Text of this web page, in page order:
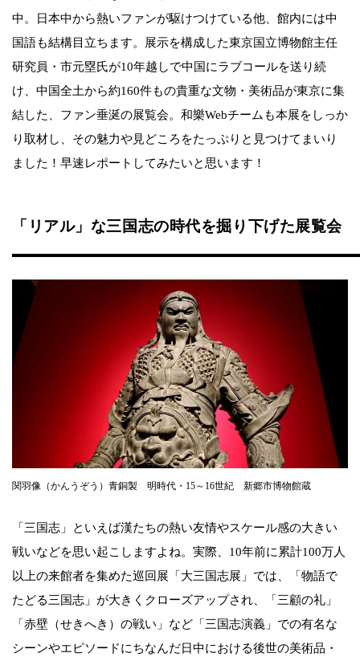
中。日本中から熱いファンが駆けつけている他、館内には中
国語も結構目立ちます。展示を構成した東京国立博物館主任
研究員・市元塁氏が10年越しで中国にラブコールを送り続
け、中国全土から約160件もの貴重な文物・美術品が東京に集
結した、ファン垂涎の展覧会。和樂Webチームも本展をしっか
り取材し、その魅力や見どころをたっぷりと見つけてまいり
ました！早速レポートしてみたいと思います！
「リアル」な三国志の時代を掘り下げた展覧会
関羽像（かんうぞう）青銅製 明時代・15～16世紀 新郷市博物館蔵
「三国志」といえば漢たちの熱い友情やスケール感の大きい
戦いなどを思い起こしますよね。実際、10年前に累計100万人
以上の来館者を集めた巡回展「大三国志展」では、「物語で
たどる三国志」が大きくクローズアップされ、「三顧の礼」
「赤壁（せきへき）の戦い」など「三国志演義」での有名な
シーンやエピソードにちなんだ日中における後世の美術品・